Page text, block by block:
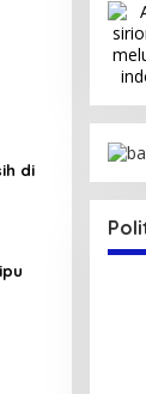
diTerima SK
NTB
17 Juli 2025